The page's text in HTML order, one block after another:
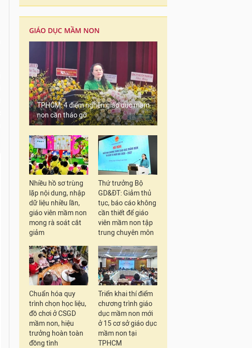
GIÁO DỤC MẦM NON
TPHCM: 4 điểm nghẽn giáo dục mầm
non cần tháo gỡ
Nhiều hồ sơ trùng
lặp nội dung, nhập
dữ liệu nhiều lần,
giáo viên mầm non
mong rà soát cắt
giảm
Thứ trưởng Bộ
GD&ĐT: Giảm thủ
tục, báo cáo không
cần thiết để giáo
viên mầm non tập
trung chuyên môn
Chuẩn hóa quy
trình chọn học liệu,
đồ chơi ở CSGD
mầm non, hiệu
trưởng hoàn toàn
đồng tình
Triển khai thí điểm
chương trình giáo
dục mầm non mới
ở 15 cơ sở giáo dục
mầm non tại
TPHCM